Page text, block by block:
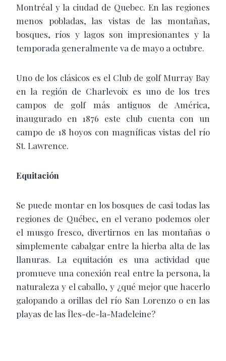
Montréal y la ciudad de Quebec. En las regiones
menos pobladas, las vistas de las montañas,
bosques, ríos y lagos son impresionantes y la
temporada generalmente va de mayo a octubre.
Uno de los clásicos es el Club de golf Murray Bay
en la región de Charlevoix es uno de los tres
campos de golf más antiguos de América,
inaugurado en 1876 este club cuenta con un
campo de 18 hoyos con magníficas vistas del río
St. Lawrence.
Equitación
Se puede montar en los bosques de casi todas las
regiones de Québec, en el verano podemos oler
el musgo fresco, divertirnos en las montañas o
simplemente cabalgar entre la hierba alta de las
llanuras. La equitación es una actividad que
promueve una conexión real entre la persona, la
naturaleza y el caballo, y ¿qué mejor que hacerlo
galopando a orillas del río San Lorenzo o en las
playas de las Îles-de-la-Madeleine?